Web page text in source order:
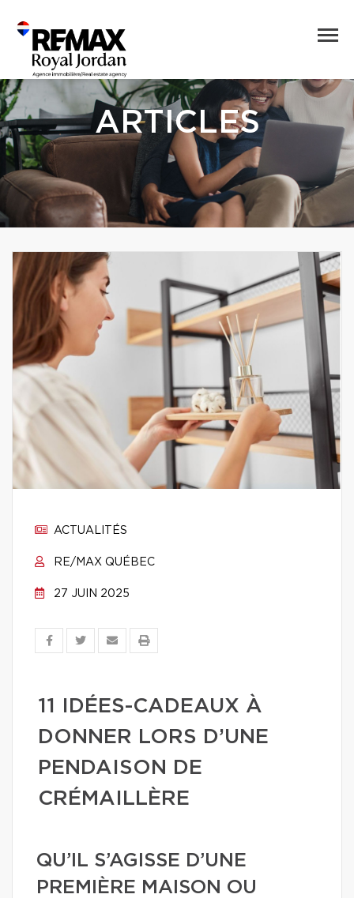
ARTICLES
ACTUALITÉS
RE/MAX QUÉBEC
27 JUIN 2025
11 IDÉES-CADEAUX À
DONNER LORS D’UNE
PENDAISON DE
CRÉMAILLÈRE
QU’IL S’AGISSE D’UNE
PREMIÈRE MAISON OU